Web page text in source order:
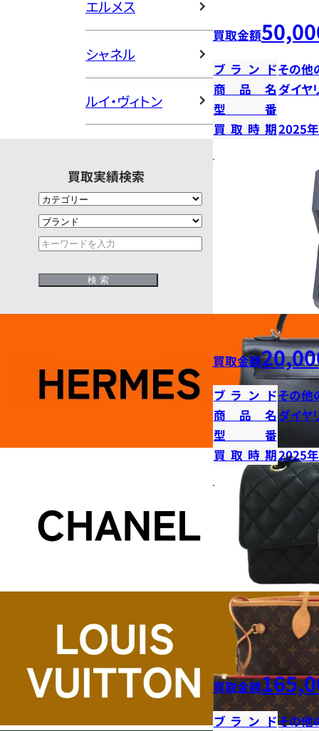
エルメス
シャネル
ルイ・ヴィトン
買取実績検索
買取金額
ブランドその他
商品名ダイヤ
型番
買取時期2025
買取金額
ブランドその他
商品名ダイヤ
型番
買取時期2025
買取金額
ブランドその他